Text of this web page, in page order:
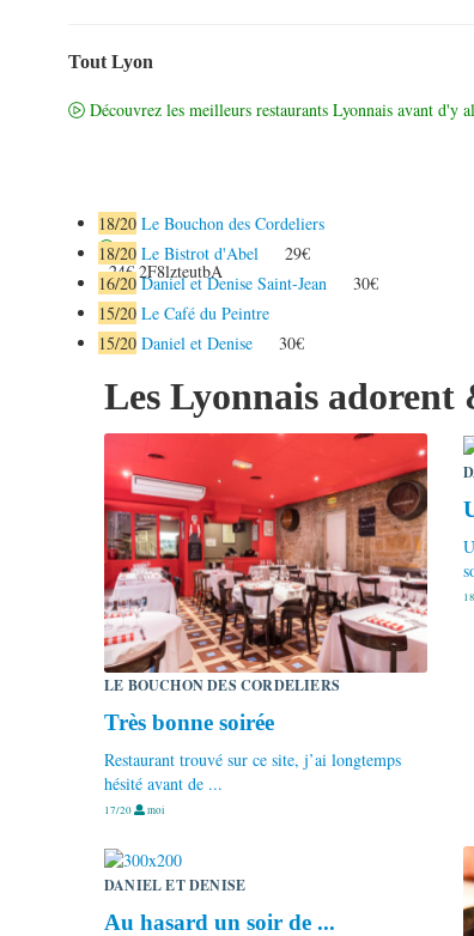
Tout Lyon
Découvrez les meilleurs restaurants Lyonnais avant d'y
18/20 Le Bouchon des Cordeliers
24€2F8lzteutbA
18/20 Le Bistrot d'Abel
29€
16/20 Daniel et Denise Saint-Jean
30€
15/20 Le Café du Peintre
15/20 Daniel et Denise 30€
Les Lyonnais adorent
LE BOUCHON DES CORDELIERS
Très bonne soirée
Restaurant trouvé sur ce site, j’ai longtemps
hésité avant de ...
17/20 moi
DANIEL ET DENISE
Au hasard un soir de ...